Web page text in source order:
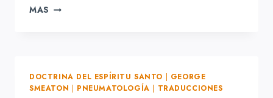
MAS EL
SANTO
DOCTRINA DEL ESPÍRITU SANTO
GEORGE
SMEATON
PNEUMATOLOGÍA TRADUCCIONES